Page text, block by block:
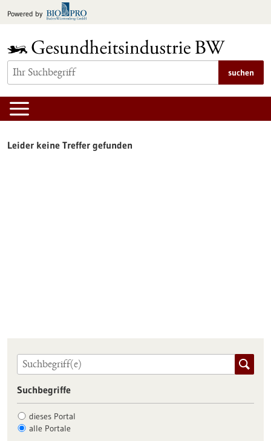
Inhalt
Powered by
suchen
Leider keine Treffer gefunden
Suchbegriffe
dieses Portal
alle Portale